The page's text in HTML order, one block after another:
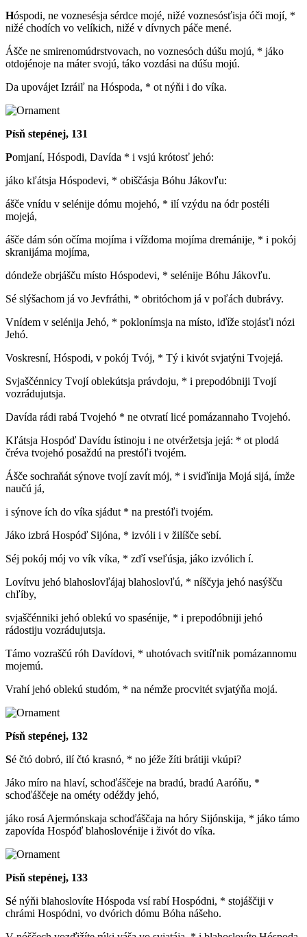
Hóspodi, ne voznesésja sérdce mojé, nižé voznesósťisja óči mojí, *
nižé chodích vo velíkich, nižé v dívnych páče mené.
Ášče ne smirenomúdrstvovach, no voznesóch dúšu mojú, * jáko
otdojénoje na máter svojú, táko vozdási na dúšu mojú.
Da upovájet Izráiľ na Hóspoda, * ot nýňi i do víka.
Písň stepénej, 131
Pomjaní, Hóspodi, Davída * i vsjú krótosť jehó:
jáko kľátsja Hóspodevi, * obiščásja Bóhu Jákovľu:
ášče vnídu v selénije dómu mojehó, * ilí vzýdu na ódr postéli
mojejá,
ášče dám són očíma mojíma i víždoma mojíma dremánije, * i pokój
skranijáma mojíma,
dóndeže obrjášču místo Hóspodevi, * selénije Bóhu Jákovľu.
Sé slýšachom já vo Jevfráthi, * obritóchom já v poľách dubrávy.
Vnídem v selénija Jehó, * poklonímsja na místo, iďíže stojásťi nózi
Jehó.
Voskresní, Hóspodi, v pokój Tvój, * Tý i kivót svjatýni Tvojejá.
Svjaščénnicy Tvojí oblekútsja právdoju, * i prepodóbniji Tvojí
vozrádujutsja.
Davída rádi rabá Tvojehó * ne otvratí licé pomázannaho Tvojehó.
Kľátsja Hospóď Davídu ístinoju i ne otvéržetsja jejá: * ot plodá
čréva tvojehó posaždú na prestóľi tvojém.
Ášče sochraňát sýnove tvojí zavít mój, * i sviďínija Mojá sijá, ímže
naučú já,
i sýnove ích do víka sjádut * na prestóľi tvojém.
Jáko izbrá Hospóď Sijóna, * izvóli i v žilíšče sebí.
Séj pokój mój vo vík víka, * zďí vseľúsja, jáko izvólich í.
Lovítvu jehó blahoslovľájaj blahoslovľú, * níščyja jehó nasýšču
chľíby,
svjaščénniki jehó oblekú vo spasénije, * i prepodóbniji jehó
rádostiju vozrádujutsja.
Támo vozraščú róh Davídovi, * uhotóvach svitíľnik pomázannomu
mojemú.
Vrahí jehó oblekú studóm, * na némže procvitét svjatýňa mojá.
Písň stepénej, 132
Sé čtó dobró, ilí čtó krasnó, * no jéže žíti brátiji vkúpi?
Jáko míro na hlaví, schoďáščeje na bradú, bradú Aaróňu, *
schoďáščeje na ométy odéždy jehó,
jáko rosá Ajermónskaja schoďáščaja na hóry Sijónskija, * jáko támo
zapovída Hospóď blahoslovénije i živót do víka.
Písň stepénej, 133
Sé nýňi blahoslovíte Hóspoda vsí rabí Hospódni, * stojáščiji v
chrámi Hospódni, vo dvórich dómu Bóha nášeho.